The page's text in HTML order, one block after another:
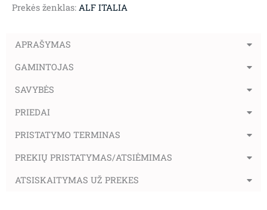
Prekės ženklas: ALF ITALIA
APRAŠYMAS
GAMINTOJAS
SAVYBĖS
PRIEDAI
PRISTATYMO TERMINAS
PREKIŲ PRISTATYMAS/ATSIĖMIMAS
ATSISKAITYMAS UŽ PREKES